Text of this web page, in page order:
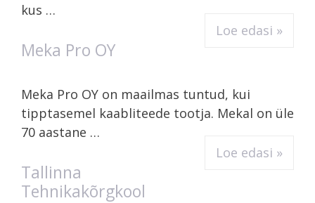
kus …
Loe edasi »
Meka Pro OY
Meka Pro OY on maailmas tuntud, kui
tipptasemel kaabliteede tootja. Mekal on üle
70 aastane …
Loe edasi »
Tallinna
Tehnikakõrgkool